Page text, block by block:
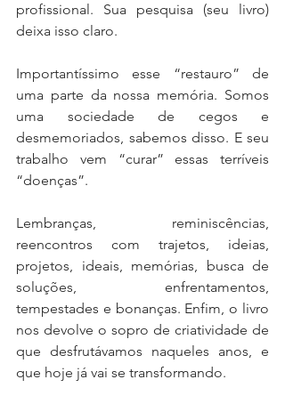
profissional. Sua pesquisa (seu livro)
deixa isso claro.
Importantíssimo esse “restauro” de
uma parte da nossa memória. Somos
uma sociedade de cegos e
desmemoriados, sabemos disso. E seu
trabalho vem “curar” essas terríveis
“doenças”.
Lembranças, reminiscências,
reencontros com trajetos, ideias,
projetos, ideais, memórias, busca de
soluções, enfrentamentos,
tempestades e bonanças. Enfim, o livro
nos devolve o sopro de criatividade de
que desfrutávamos naqueles anos, e
que hoje já vai se transformando.